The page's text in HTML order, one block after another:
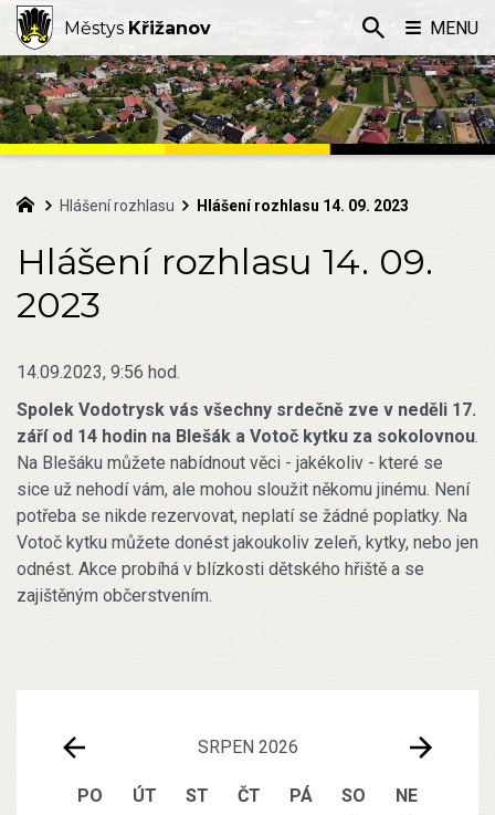
SRPEN 2026
PO ÚT ST ČT PÁ SO
NE
Hlášení rozhlasu Hlášení rozhlasu 14. 09. 2023
Hlášení rozhlasu 14. 09.
2023
14.09.2023, 9:56 hod.
Spolek Vodotrysk vás všechny srdečně zve v neděli 17.
září od 14 hodin na Blešák a Votoč kytku za sokolovnou.
Na Blešáku můžete nabídnout věci - jakékoliv - které se
sice už nehodí vám, ale mohou sloužit někomu jinému. Není
potřeba se nikde rezervovat, neplatí se žádné poplatky. Na
Votoč kytku můžete donést jakoukoliv zeleň, kytky, nebo jen
odnést. Akce probíhá v blízkosti dětského hřiště a se
zajištěným občerstvením.
Městys Křižanov MENU